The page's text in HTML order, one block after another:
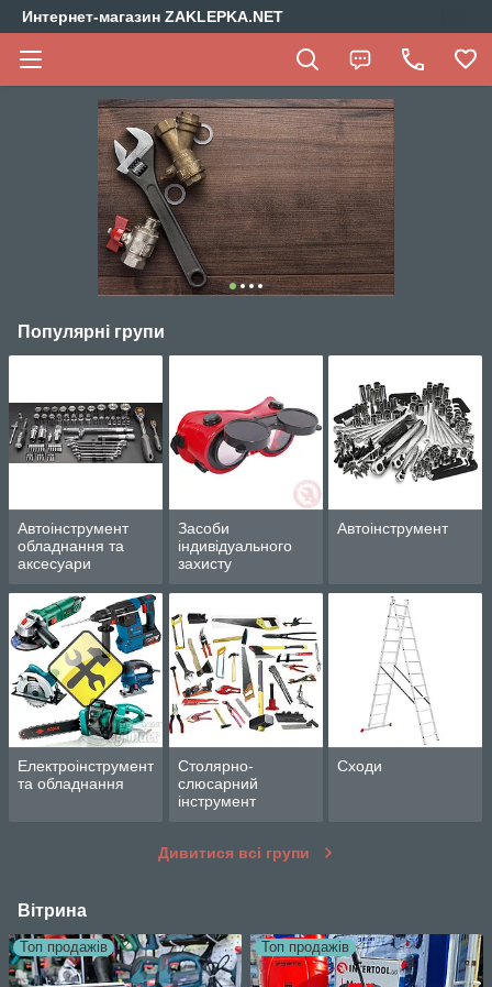
Интернет-магазин ZAKLEPKA.NET
Популярні групи
Автоінструмент
обладнання та
аксесуари
Засоби
індивідуального
захисту
Автоінструмент
Електроінструмент
та обладнання
Столярно-
слюсарний
інструмент
Сходи
Дивитися всі групи
Вітрина
Топ продажів Топ продажів